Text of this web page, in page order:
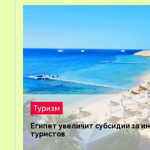
Туризм
Египет увеличит субсидии за
туристов